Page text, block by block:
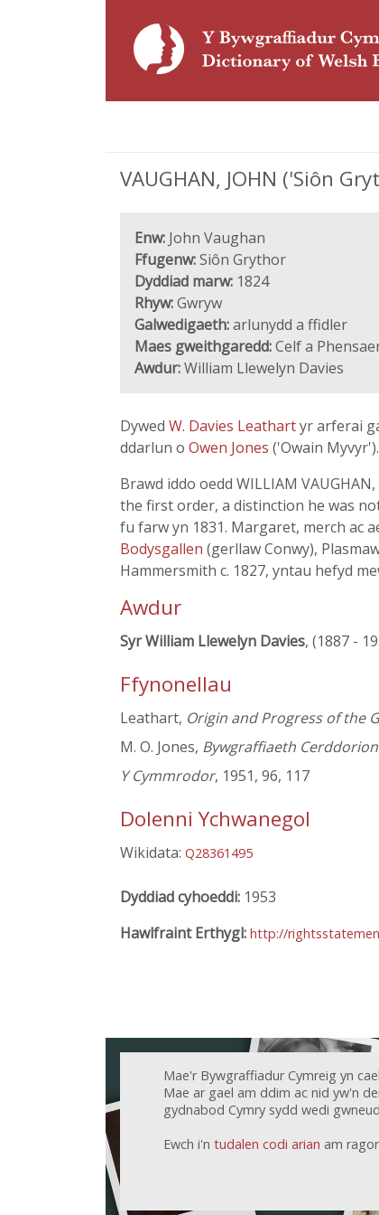
VAUGHAN, JOHN ('Siôn
Enw: John Vaughan
Ffugenw:Siôn Grythor
Dyddiad marw: 1824
Rhyw:Gwryw
Galwedigaeth:arlunydd a ffidler
Maes gweithgaredd:Celf a
Awdur:William Llewelyn Davies
Dywed W. Davies Leathartyr arferai
ddarlun o Owen Jones ('Owain
Brawd iddo oedd WILLIAM
the first order, a distinction he was
fu farw yn 1831. Margaret, merch ac
Bodysgallen (gerllaw Conwy),
Hammersmith c. 1827, yntau hefyd
Awdur
Syr William Llewelyn Davies, (1887 -
Ffynonellau
Leathart, Origin and Progress of the
M. O. Jones, Bywgraffiaeth
Y Cymmrodor, 1951, 96, 117
Dolenni Ychwanegol
Wikidata: Q28361495
Dyddiad cyhoeddi: 1953
Hawlfraint Erthygl: http://
Mae'r Bywgraffiadur Cymreig yn
Mae ar gael am ddim ac nid yw'n
gydnabod Cymry sydd wedi
Ewch i'n tudalen codi arian am